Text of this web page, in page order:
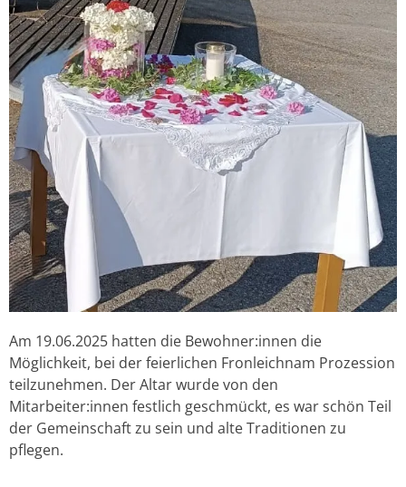
Am 19.06.2025 hatten die Bewohner:innen die
Möglichkeit, bei der feierlichen Fronleichnam Prozession
teilzunehmen. Der Altar wurde von den
Mitarbeiter:innen festlich geschmückt, es war schön Teil
der Gemeinschaft zu sein und alte Traditionen zu
pflegen.